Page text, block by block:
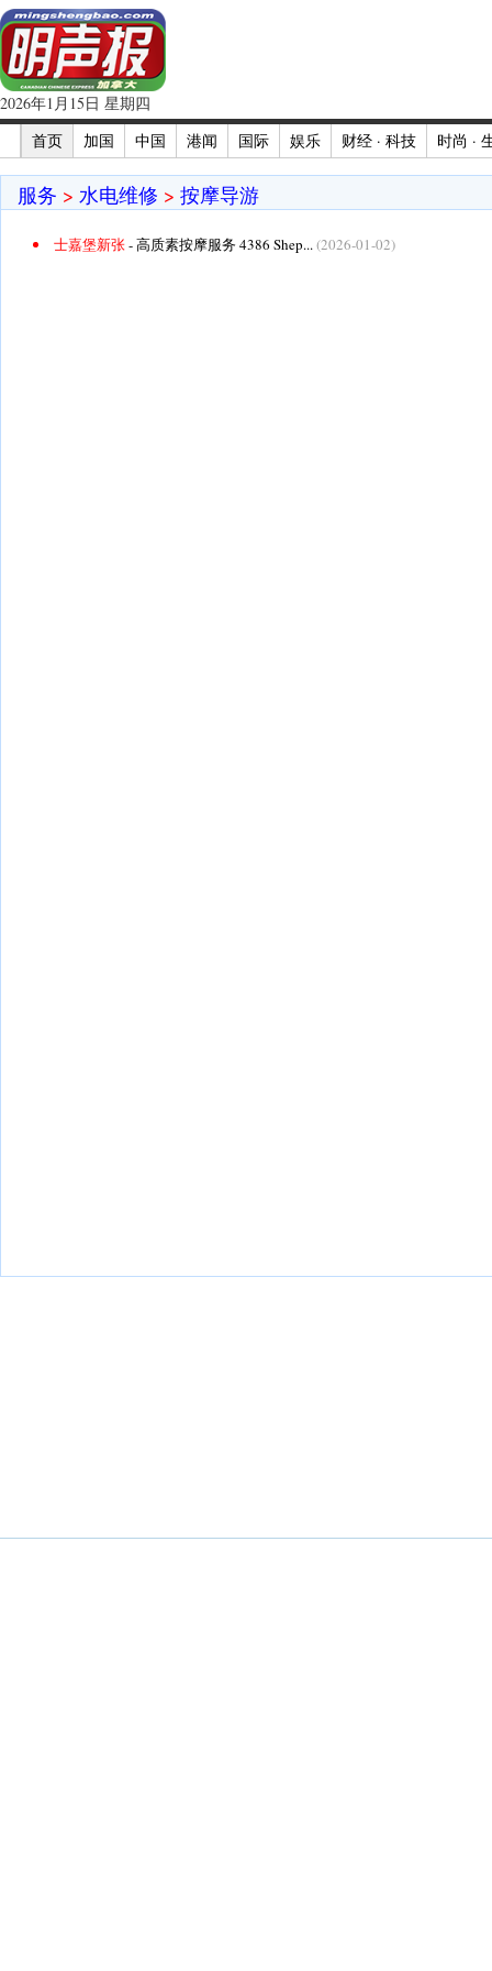
2026年1月15日 星期四
首页
加国 中国 港闻 国际 娱乐 财经 · 科技 时尚 ·
服务 > 水电维修 > 按摩导游
士嘉堡新张- 高质素按摩服务 4386 Shep...(2026-01-02)